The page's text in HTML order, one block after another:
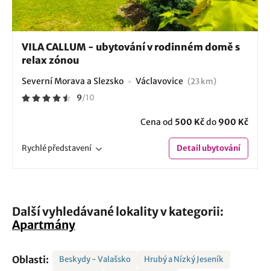
VILA CALLUM - ubytování v rodinném domě s
relax zónou
Severní Morava a Slezsko Václavovice (23 km)
9/10
Cena od 500 Kčdo 900 Kč
Rychlépředstavení Detailubytování
Další vyhledávané lokality v kategorii:
Apartmány
Oblasti: Beskydy - Valašsko
Hrubý a Nízký Jeseník